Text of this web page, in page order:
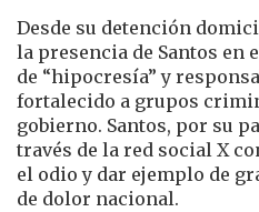
Desde su detención
la presencia de Santos en
de “hipocresía” y
fortalecido a grupos
gobierno. Santos, por su
través de la red social X
el odio y dar ejemplo de
de dolor nacional.